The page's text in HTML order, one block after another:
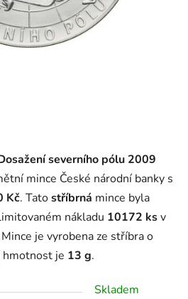
severního pólu 2009
mince České národní banky s
Kč. Tatostříbrná mince byla
nákladu 10172 ksv
Mince je vyrobena ze stříbra o
hmotnost je 13 g.
Skladem